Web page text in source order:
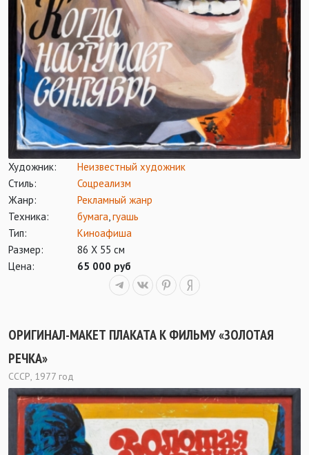
Художник:
Неизвестный художник
Стиль:
Соцреализм
Жанр:
Рекламный жанр
Техника:
бумага гуашь
Тип:
Киноафиша
Размер:
86 Х 55 см
Цена:
65 000 руб
ОРИГИНАЛ-МАКЕТ ПЛАКАТА К ФИЛЬМУ «ЗОЛОТАЯ
РЕЧКА»
СССР, 1977 год